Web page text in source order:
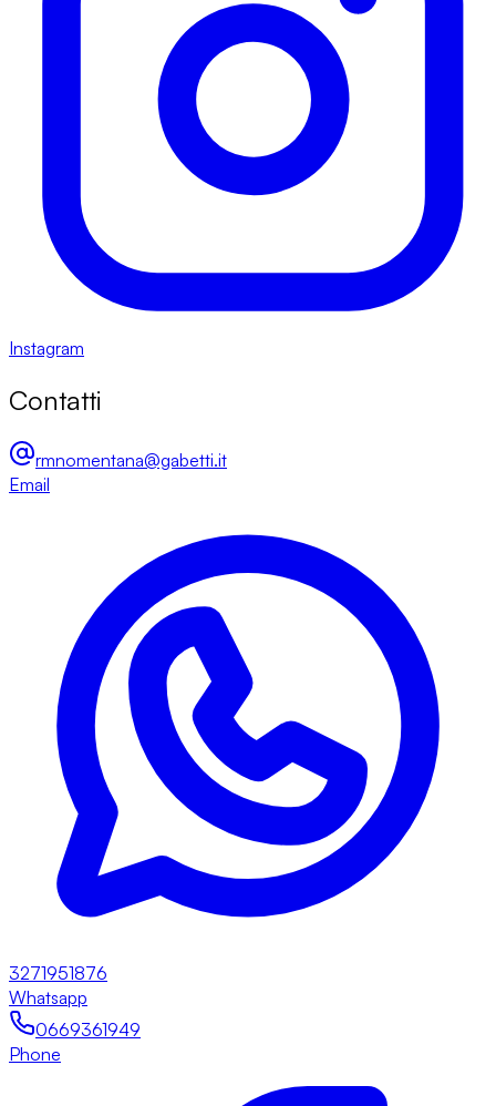
Instagram
Contatti
rmnomentana@gabetti.it
Email
3271951876
Whatsapp
0669361949
Phone